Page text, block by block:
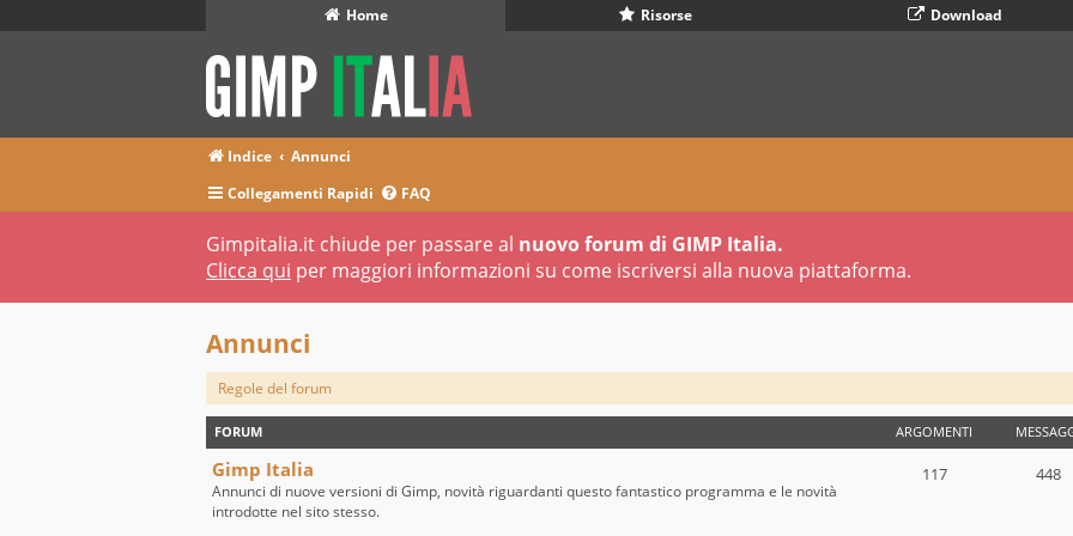
Home Risorse Download
Indice
Annunci
Collegamenti Rapidi
FAQ
Gimpitalia.it chiude per passare al nuovo forum di GIMP Italia.
Clicca qui per maggiori informazioni su come iscriversi alla nuova piattaforma.
Annunci
Regole del forum
FORUM ARGOMENTI
Gimp Italia
Annunci di nuove versioni di Gimp, novità riguardanti questo fantastico programma e le novità
introdotte nel sito stesso.
117 448